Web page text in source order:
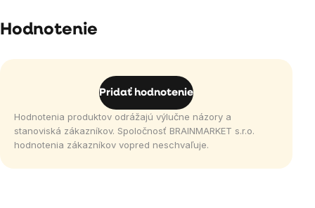
Hodnotenie
Pridať hodnotenie
Hodnotenia produktov odrážajú výlučne názory a
stanoviská zákazníkov. Spoločnosť BRAINMARKET s.r.o.
hodnotenia zákazníkov vopred neschvaľuje.